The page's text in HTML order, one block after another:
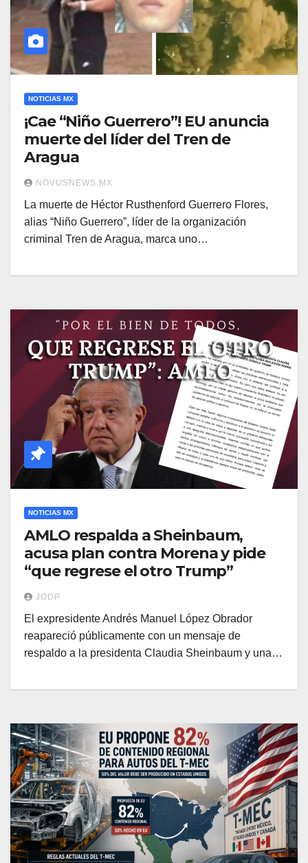
NOTICIAS MX
¡Cae “Niño Guerrero”! EU anuncia
muerte del líder del Tren de
Aragua
NOVUSNEWS.MX
La muerte de Héctor Rusthenford Guerrero Flores,
alias “Niño Guerrero”, líder de la organización
criminal Tren de Aragua, marca uno…
NOTICIAS MX
AMLO respalda a Sheinbaum,
acusa plan contra Morena y pide
“que regrese el otro Trump”
JODP
El expresidente Andrés Manuel López Obrador
reapareció públicamente con un mensaje de
respaldo a la presidenta Claudia Sheinbaum y una…